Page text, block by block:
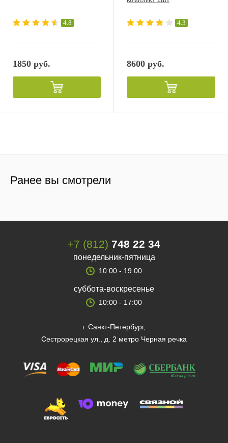
4.8
1850 руб.
4.3
8600 руб.
Ранее вы смотрели
+7 (812) 748 22 34
понедельник-пятница
10:00 - 19:00
суббота-воскресенье
10:00 - 17:00
г. Санкт-Петербург,
Сестрорецкая ул., д. 2 метро Черная речка